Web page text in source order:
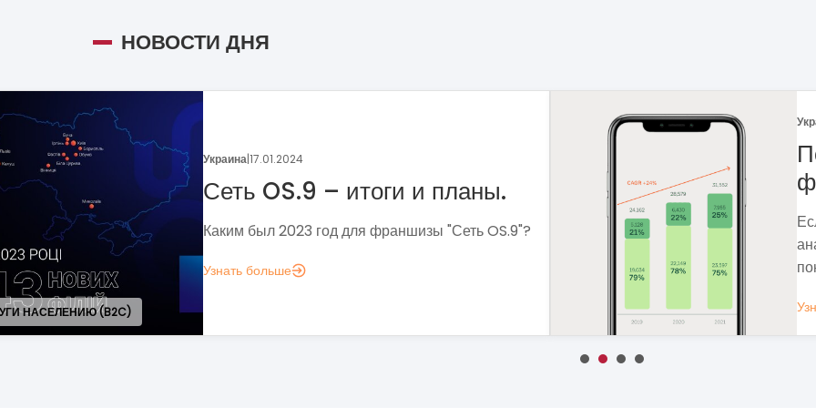
НОВОСТИ ДНЯ
Украина
Поговорим о динамике рынка
франчайзинга?
Если задумались над вопросом «А для чего мне
аналитика?», вот несколько метрик, которые помогут
понять, зачем вам это нужно.
ОБЩЕСТВЕННОЕ ПИТАНИЕ